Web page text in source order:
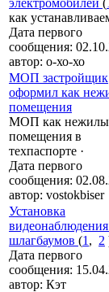
как
Дата первого
сообщения:
автор: о-хо-хо
МОП застройщик
оформил как
помещения
МОП как
помещения в
техпаспорте ·
Дата первого
сообщения:
автор: vostokbiser
Установка
шлагбаумов (1 , 2
Дата первого
сообщения:
автор: Кэт